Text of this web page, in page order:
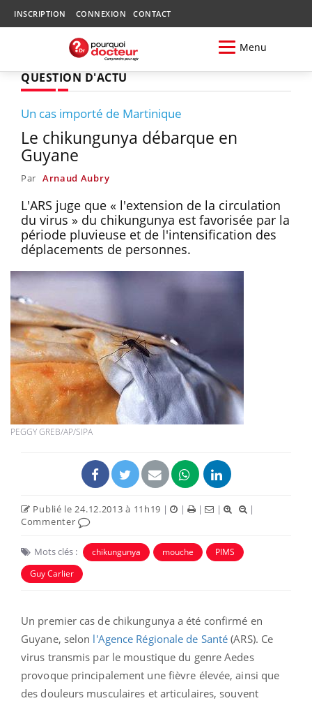
INSCRIPTION CONNEXION CONTACT
Menu
QUESTION D'ACTU
Un cas importé de Martinique
Le chikungunya débarque en
Guyane
Par Arnaud Aubry
L'ARS juge que « l'extension de la circulation
du virus » du chikungunya est favorisée par la
période pluvieuse et de l'intensification des
déplacements de personnes.
PEGGY GREB/AP/SIPA
Publié le 24.12.2013 à 11h19 | | | |
|
Commenter
Mots clés : chikungunya mouche
PIMS
Guy Carlier
Un premier cas de chikungunya a été confirmé en
Guyane, selon l'Agence Régionale de Santé (ARS). Ce
virus transmis par le moustique du genre Aedes
provoque principalement une fièvre élevée, ainsi que
des douleurs musculaires et articulaires, souvent